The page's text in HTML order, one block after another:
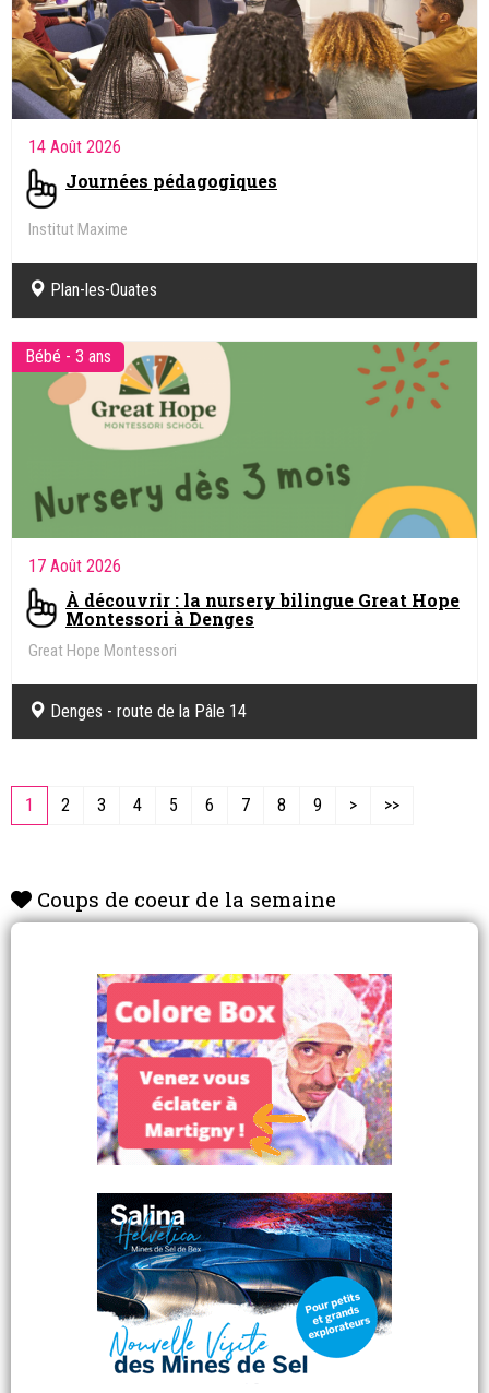
14 Août 2026
Journées pédagogiques
Institut Maxime
Plan-les-Ouates
Bébé - 3 ans
17 Août 2026
À découvrir : la nursery bilingue Great Hope
Montessori à Denges
Great Hope Montessori
Denges - route de la Pâle 14
1 2 3 4 5 6 7 8 9 > >>
Coups de coeur de la semaine